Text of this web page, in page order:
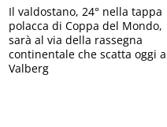
Il valdostano, 24° nella tappa
polacca di Coppa del Mondo,
sarà al via della rassegna
continentale che scatta oggi a
Valberg